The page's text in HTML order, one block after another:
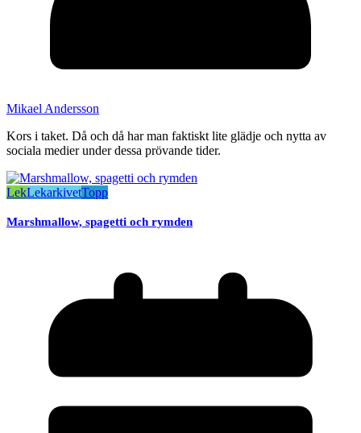
Mikael Andersson
Kors i taket. Då och då har man faktiskt lite glädje och nytta av
sociala medier under dessa prövande tider.
LekLekarkivetTopp
Marshmallow, spagetti och rymden